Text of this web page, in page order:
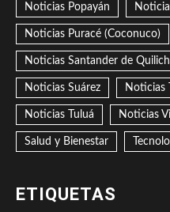
Noticias Popayán
Noticias Puracé (Coconuco)
Noticias Santander de
Noticias Suárez Noticias
Noticias Tuluá Noticias
Salud y Bienestar
ETIQUETAS